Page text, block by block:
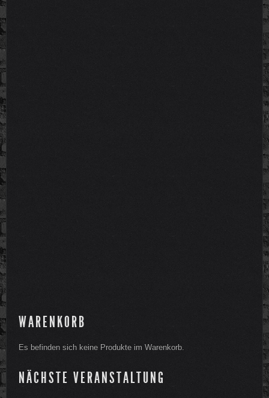
WARENKORB
Es befinden sich keine Produkte im Warenkorb.
NÄCHSTE VERANSTALTUNG